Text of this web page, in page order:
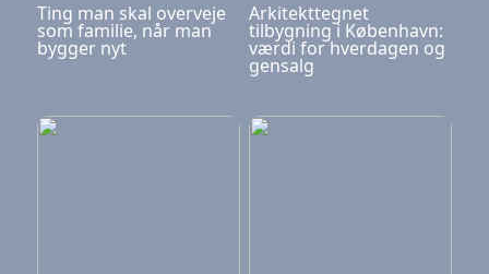
Ting man skal overveje
som familie, når man
bygger nyt
Arkitekttegnet
tilbygning i København:
værdi for hverdagen og
gensalg